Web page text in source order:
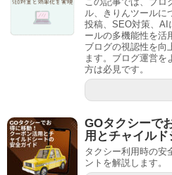
ル、きりんツールに
投稿、SEO対策、AI
ールの多機能性を活
ブログの視認性を向
ます。ブログ運営を
方は必見です。
GOタクシーで
用とチャイル
タクシー利用時の安
ントを解説します。